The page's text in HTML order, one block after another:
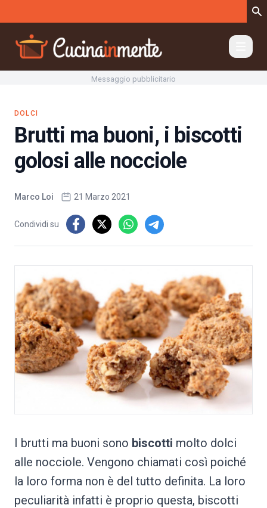
Messaggio pubblicitario
DOLCI
Brutti ma buoni, i biscotti
golosi alle nocciole
Marco Loi 21 Marzo 2021
Condividi su
I brutti ma buoni sono biscotti molto dolci
alle nocciole. Vengono chiamati così poiché
la loro forma non è del tutto definita. La loro
peculiarità infatti è proprio questa, biscotti